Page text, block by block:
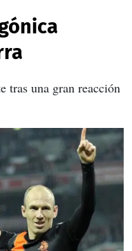
tras una gran reacción